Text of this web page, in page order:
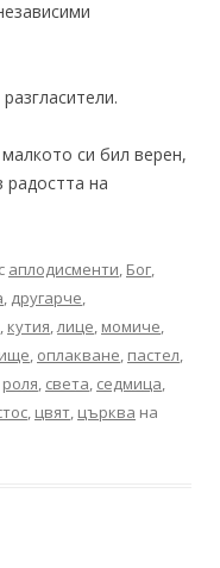
си бил верен,
на
аплодисменти, Бог,
, другарче,
, кутия,лице, момиче,
, оплакване, пастел,
роля, света, седмица,
, цвят, църква на